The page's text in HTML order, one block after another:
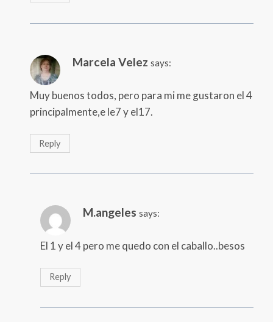
Marcela Velez says:
Muy buenos todos, pero para mi me gustaron el 4
principalmente,e le7 y el17.
Reply
M.angeles says:
El 1 y el 4 pero me quedo con el caballo..besos
Reply